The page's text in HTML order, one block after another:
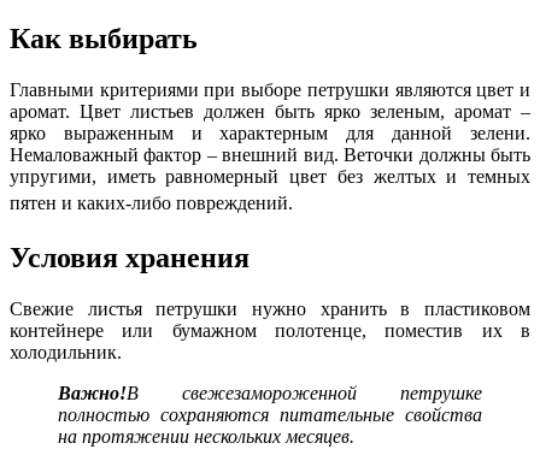
Как выбирать
Главными критериями при выборе петрушки являются цвет и
аромат. Цвет листьев должен быть ярко зеленым, аромат –
ярко выраженным и характерным для данной зелени.
Немаловажный фактор – внешний вид. Веточки должны быть
упругими, иметь равномерный цвет без желтых и темных
пятен и каких-либо повреждений.
Условия хранения
Свежие листья петрушки нужно хранить в пластиковом
контейнере или бумажном полотенце, поместив их в
холодильник.
Важно!В свежезамороженной петрушке
полностью сохраняются питательные свойства
на протяжении нескольких месяцев.